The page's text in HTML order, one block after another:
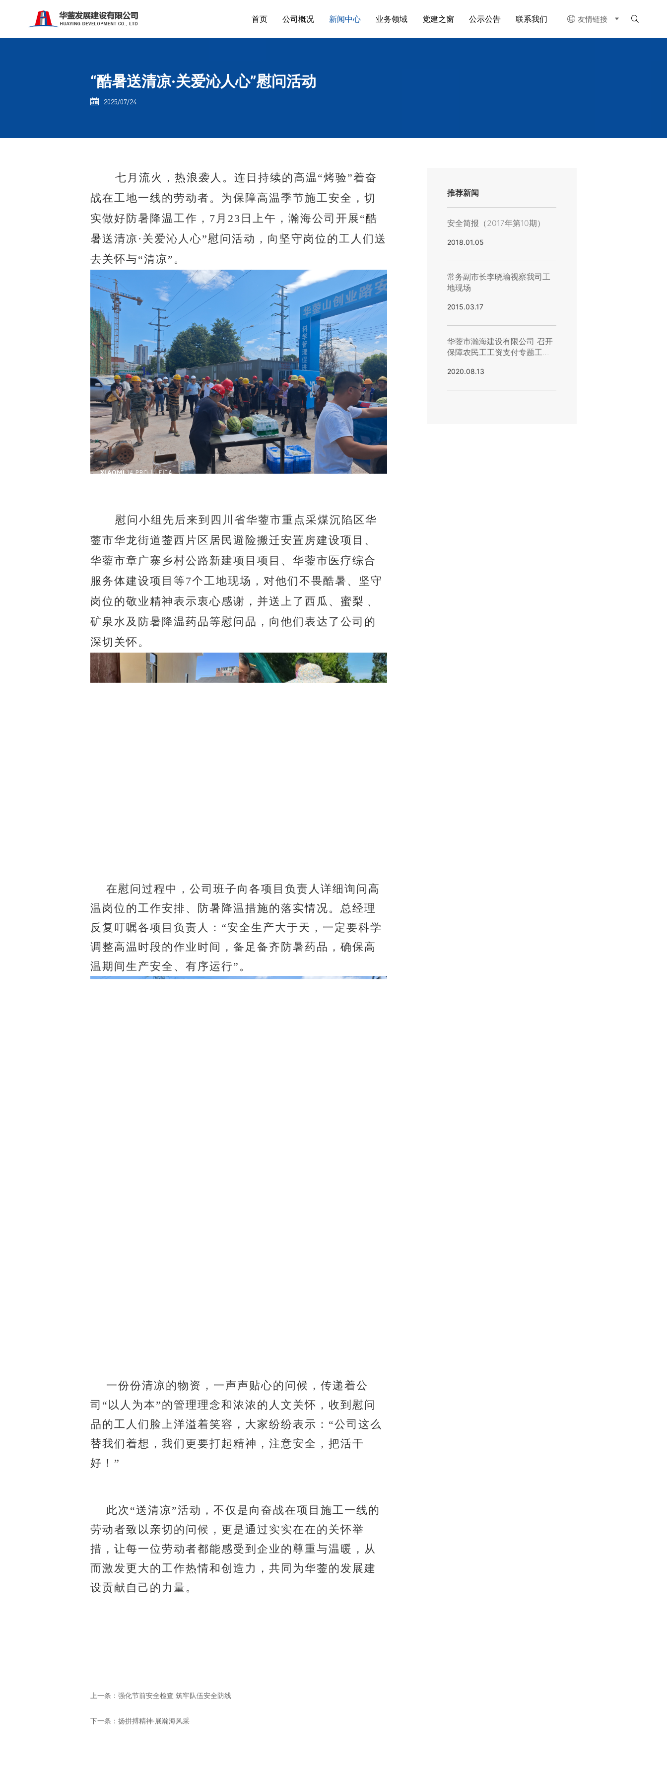
首页 公司概况 新闻中心 业务领域 党建之窗 公示公告 联系我们  友情链接 
“酷暑送清凉·关爱沁人心”慰问活动
 2025/07/24
七月流火，热浪袭人。连日持续的高温 “烤验”着奋
战在工地一线的劳动者。为保障高温季节施工安全，切
实做好防暑降温工作， 7 月 23 日上午，瀚海公司开展“酷
暑送清凉· 关爱沁人心”慰问活动，向坚守岗位的工人们送
去关怀与“清凉” 。
慰问小组 先后来到四川省华蓥市重点采煤沉陷区华
蓥市华龙街道蓥西片区居民避险搬迁安置房建设项目、
华蓥市章广寨乡村公路新建项目项目、华蓥市医疗综合
服务体建设项目等7个工地现场 ，对他们不畏酷暑、坚守
岗位的敬业精神表示衷心感谢，并送上了西瓜、蜜梨 ﹑
矿泉水及防暑降温药品等慰问品， 向他们表达了公司的
深切关怀。
在慰问过程中，公司班子向各项目负责人详细询问高
温岗位的工作安排、防暑降温措施的落实情况。总经理
反复叮嘱各项目负责人： “安全生产大于天，一定要科学
调整高温时段的作业时间，备足备齐防暑药品 ，确保高
温期间生产安全、有序运行” 。
一份份清凉的物资，一声声贴心的问候，传递着公
司 “ 以人为本”的管理理念和浓浓的人文关怀，收到慰问
品的工人们脸上洋溢着笑容， 大家纷纷表示： “公司这么
替我们着想，我们更要打起精神，注意安全，把活干
好！ ”
此次 “送清凉”活动，不仅是 向奋战在项目施工一线的
劳动者致以亲切的 问候， 更是通过实实在在的关怀举
措，让每一位劳动者都能感受到企业的尊重与温暖，从
而激发更大的工作热情和创造力，共同 为华蓥的发展建
设贡献自己的力量 。
上一条：强化节前安全检查 筑牢队伍安全防线
下一条：扬拼搏精神·展瀚海风采
推荐新闻
安全简报（2017年第10期）
2018.01.05
常务副市长李晓瑜视察我司工
地现场
2015.03.17
华蓥市瀚海建设有限公司 召开
保障农民工工资支付专题工作
2020.08.13